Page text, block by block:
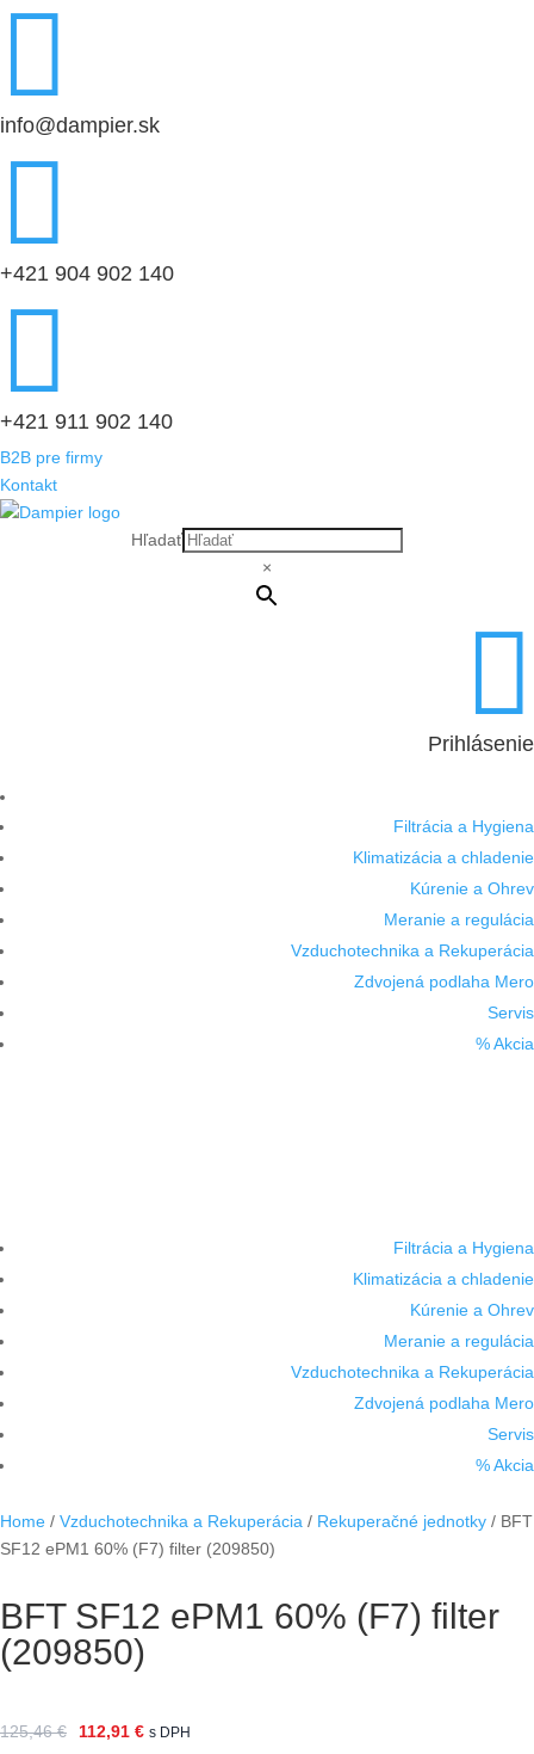

info@dampier.sk

+421 904 902 140

+421 911 902 140
B2B pre firmy
Kontakt
Hľadať
×

Prihlásenie
Filtrácia a Hygiena
Klimatizácia a chladenie
Kúrenie a Ohrev
Meranie a regulácia
Vzduchotechnika a Rekuperácia
Zdvojená podlaha Mero
Servis
% Akcia
Filtrácia a Hygiena
Klimatizácia a chladenie
Kúrenie a Ohrev
Meranie a regulácia
Vzduchotechnika a Rekuperácia
Zdvojená podlaha Mero
Servis
% Akcia
Home / Vzduchotechnika a Rekuperácia / Rekuperačné jednotky / BFT
SF12 ePM1 60% (F7) filter (209850)
BFT SF12 ePM1 60% (F7) filter
(209850)
125,46€ 112,91 € s DPH